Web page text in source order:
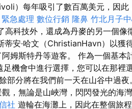
）每年吸引了數百萬美元，因
急處理 數位行銷 隆鼻 竹北月子
科技外，還成為丹麥的另一個像
蒂安·哈文（ChristianHavn）以獲
姆斯特丹等遊客。 作為一個基本
機會中進行選擇，您可以在那裡
部分將在我們前一天在山谷中過夜
，無論是山峽灣，閃閃發光的海
社 遊輪在海灘上，因此在整個旅